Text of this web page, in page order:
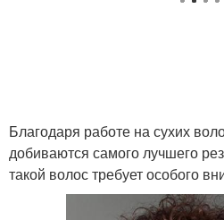
Благодаря работе на сухих
добиваются самого лучшего
такой волос требует особого